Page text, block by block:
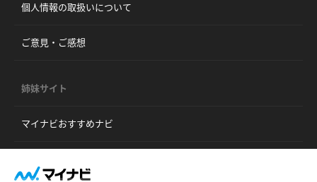
個人情報の取扱いについて
ご意見・ご感想
姉妹サイト
マイナビおすすめナビ